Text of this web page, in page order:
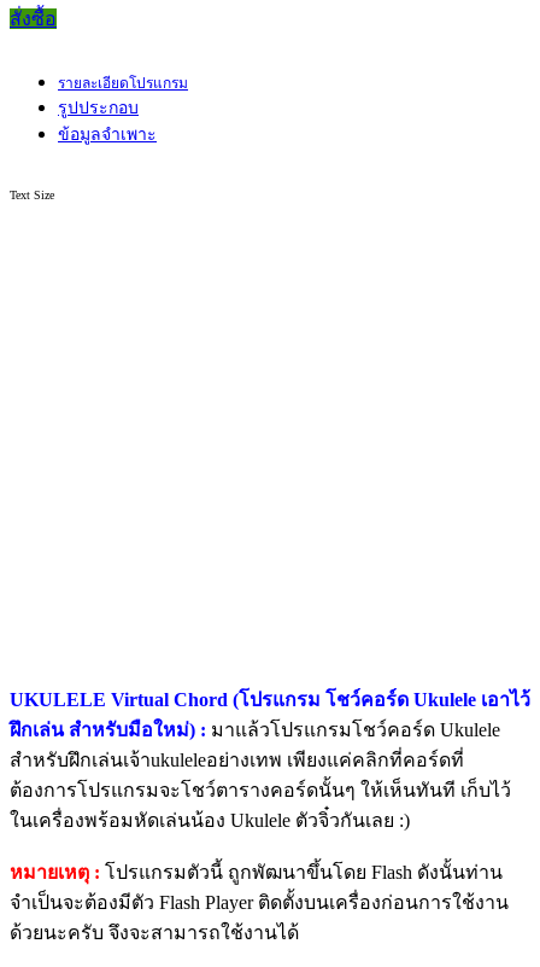
สั่งซื้อ
รายละเอียดโปรแกรม
รูปประกอบ
ข้อมูลจำเพาะ
Text Size
UKULELE Virtual Chord (โปรแกรม โชว์คอร์ด Ukulele เอาไว้
ฝึกเล่น สำหรับมือใหม่) : มาแล้วโปรแกรมโชว์คอร์ด Ukulele
สำหรับฝึกเล่นเจ้าukuleleอย่างเทพ เพียงแค่คลิกที่คอร์ดที่
ต้องการโปรแกรมจะโชว์ตารางคอร์ดนั้นๆ ให้เห็นทันที เก็บไว้
ในเครื่องพร้อมหัดเล่นน้อง Ukulele ตัวจิ๋วกันเลย :)
หมายเหตุ : โปรแกรมตัวนี้ ถูกพัฒนาขึ้นโดย Flash ดังนั้นท่าน
จำเป็นจะต้องมีตัว Flash Player ติดตั้งบนเครื่องก่อนการใช้งาน
ด้วยนะครับ จึงจะสามารถใช้งานได้